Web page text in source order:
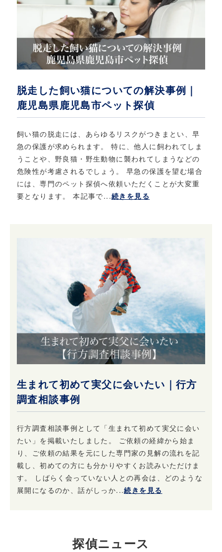
脱走した飼い猫についての解決事例｜
鹿児島県鹿児島市ペット探偵
飼い猫の脱走には、あらゆるリスクがつきまとい、早
急の保護が求められます。 特に、他人に飼われてしま
うことや、野良猫・野生動物に襲われてしまうなどの
危険性が考慮されるでしょう。 早急の保護を望む場合
には、専門のペット探偵へ依頼いただくことが大変重
要となります。 本記事で...続きを見る
生まれて初めて実父に会いたい｜行方
調査相談事例
行方調査相談事例として「生まれて初めて実父に会い
たい」を掲載いたしました。 ご依頼の経緯から始ま
り、ご依頼の結果を元にした専門家の見解の流れを記
載し、初めての方にも分かりやすくお読みいただけま
す。 しばらく会っていない人との再会は、どのような
展開になるのか、話がしっか...続きを見る
探偵ニュース